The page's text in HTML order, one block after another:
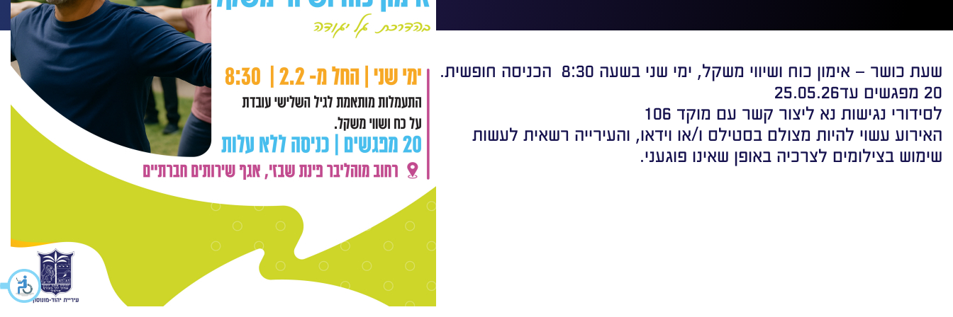
שעת כושר – אימון כוח ושיווי משקל, ימי שני בשעה 8:30 הכניסה חופשית.
20 מפגשים עד25.05.26
לסידורי נגישות נא ליצור קשר עם מוקד 106
האירוע עשוי להיות מצולם בסטילס ו/או וידאו, והעירייה רשאית לעשות
שימוש בצילומים לצרכיה באופן שאינו פוגעני.